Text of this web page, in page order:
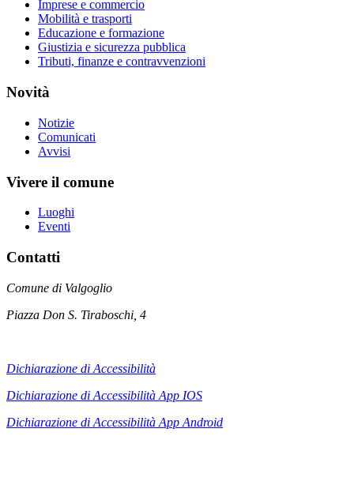
Imprese e commercio
Mobilità e trasporti
Educazione e formazione
Giustizia e sicurezza pubblica
Tributi, finanze e contravvenzioni
Novità
Notizie
Comunicati
Avvisi
Vivere il comune
Luoghi
Eventi
Contatti
Comune di Valgoglio
Piazza Don S. Tiraboschi, 4
Dichiarazione di Accessibilità
Dichiarazione di Accessibilità App IOS
Dichiarazione di Accessibilità App Android